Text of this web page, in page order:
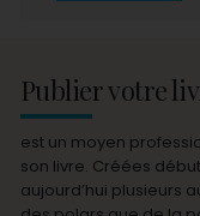
Publier votre
est un moyen
son livre. Créées
aujourd’hui plusieurs